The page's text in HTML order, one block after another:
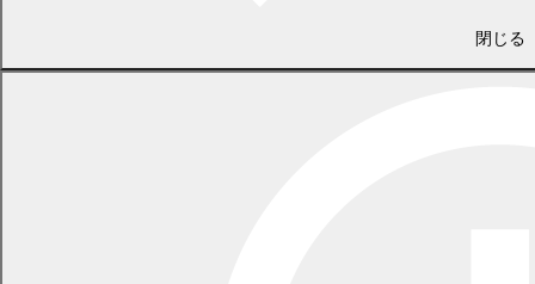
閉じる
（土日・祝日を除く平日の午前8時45分から午後5時30分まで
〔12月29日から1月3日までを除く〕）